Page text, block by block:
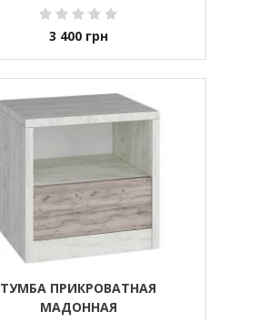
3 400 грн
ТУМБА ПРИКРОВАТНАЯ
МАДОННАЯ